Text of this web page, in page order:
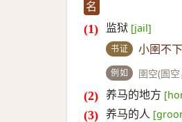
名
监狱 [jail]
书证 小圉不
例如 圉空(圄
养马的地方
养马的人